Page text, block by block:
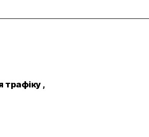
трафіку ,